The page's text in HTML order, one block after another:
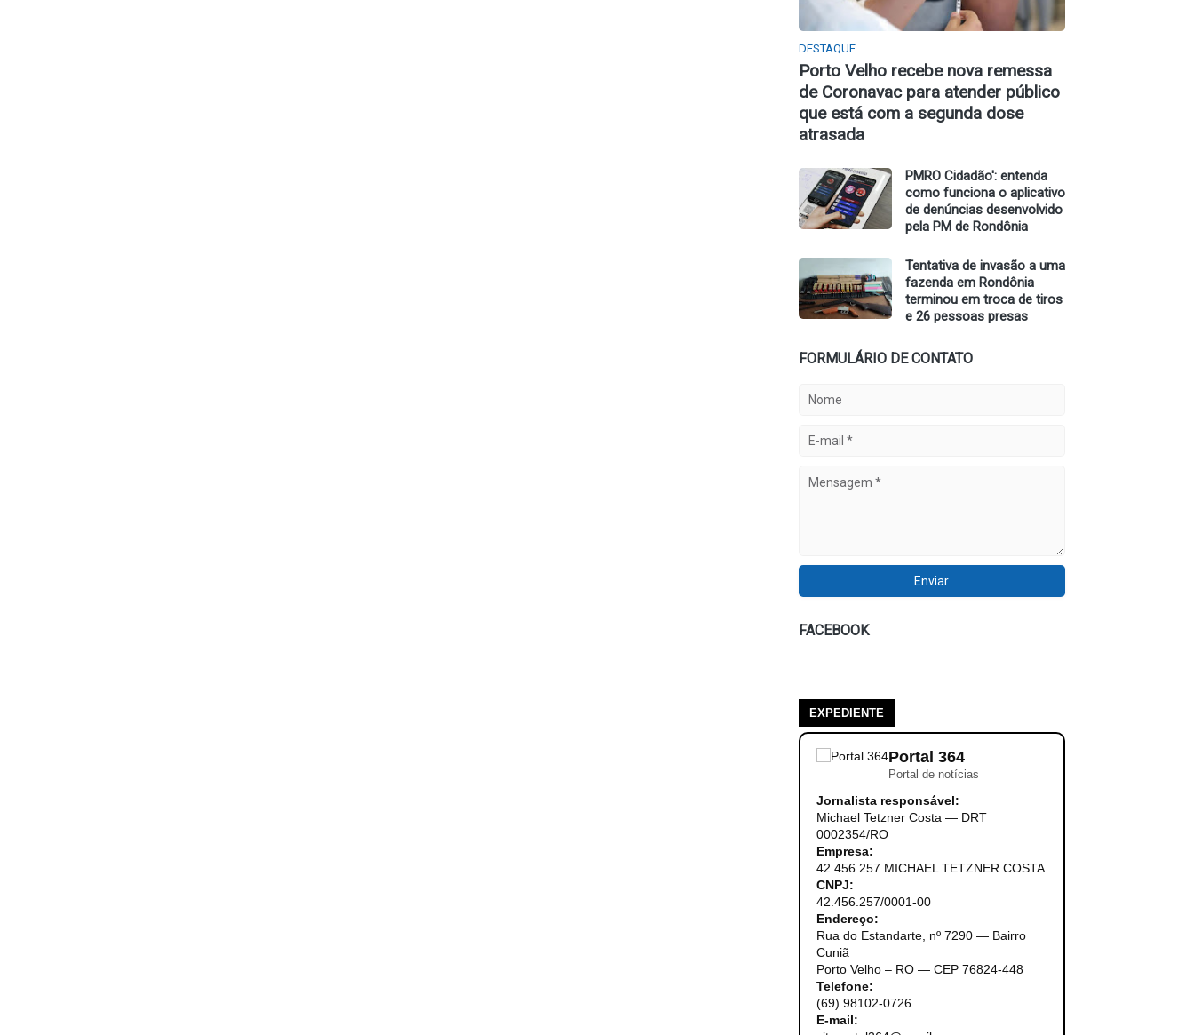
DESTAQUE
Porto Velho recebe nova remessa
de Coronavac para atender público
que está com a segunda dose
atrasada
PMRO Cidadão': entenda
como funciona o aplicativo
de denúncias desenvolvido
pela PM de Rondônia
Tentativa de invasão a uma
fazenda em Rondônia
terminou em troca de tiros
e 26 pessoas presas
FORMULÁRIO DE CONTATO
FACEBOOK
EXPEDIENTE
Portal 364
Portal de notícias
Jornalista responsável:
Michael Tetzner Costa — DRT
0002354/RO
Empresa:
42.456.257 MICHAEL TETZNER COSTA
CNPJ:
42.456.257/0001-00
Endereço:
Rua do Estandarte, nº 7290 — Bairro
Cuniã
Porto Velho – RO — CEP 76824-448
Telefone:
(69) 98102-0726
E-mail: